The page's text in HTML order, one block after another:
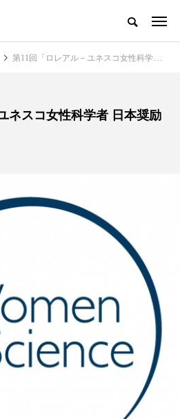
ビジネス誌
｜AI
BUSINESS
GWI調査から読み解く2030年の
都市型スパ――身近なウェルネ
第11回「ロレアル－ユネスコ女性科学者 日本奨励賞」受賞者発表
ネスコ女性科学者 日本奨励